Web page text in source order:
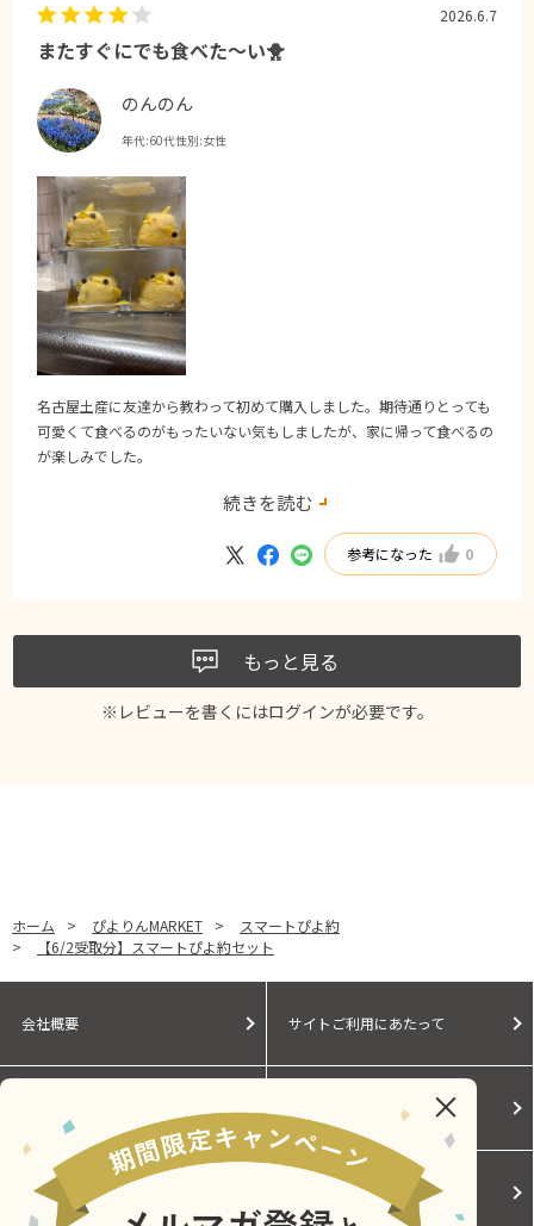
またすぐにでも食べた〜い🐥
のんのん
年代:60代性別:女性
2026.6.7
名古屋土産に友達から教わって初めて購入しました。期待通りとっても
可愛くて食べるのがもったいない気もしましたが、家に帰って食べるの
が楽しみでした。
まいましたが、崩れることなく持ち帰れて、1人で2つペロリと戴いてし
続きを読む
参考になった 0
もっと見る
※レビューを書くにはログインが必要です。
ホーム > ぴよりんMARKET >
スマートぴよ約
>
【6/2受取分】スマートぴよ約セット
会社概要 サイトご利用にあたって
Cookieポリシー ご利用規約